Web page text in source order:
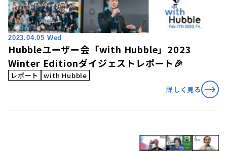
2023.04.05 Wed
Hubbleユーザー会「with Hubble」2023
Winter Editionダイジェストレポート🎉
レポート
with Hubble
詳しく見る